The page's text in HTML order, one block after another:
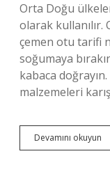
Orta Doğu
olarak kullanılır.
çemen otu tarifi
soğumaya
kabaca
malzemeleri
Devamını okuyun